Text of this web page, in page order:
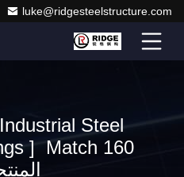
luke@ridgesteelstructure.com
Steel
] Match 160